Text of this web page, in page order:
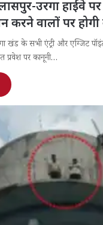
उरगा हाईवे
करने वालों पर होगी
खंड के सभी एंट्री और एग्जिट
प्रवेश पर कानूनी…